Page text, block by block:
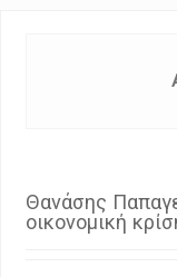
Θανάσης
οικονομική